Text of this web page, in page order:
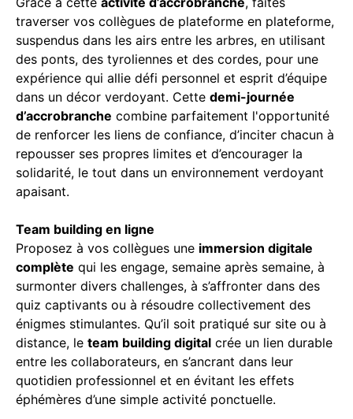
traverser vos collègues de plateforme en plateforme,
suspendus dans les airs entre les arbres, en utilisant
des ponts, des tyroliennes et des cordes, pour une
expérience qui allie défi personnel et esprit d’équipe
dans un décor verdoyant. Cette demi-journée
d’accrobranche combine parfaitement l'opportunité
de renforcer les liens de confiance, d’inciter chacun à
repousser ses propres limites et d’encourager la
solidarité, le tout dans un environnement verdoyant
apaisant.
Team building en ligne
Proposez à vos collègues une immersion digitale
complète qui les engage, semaine après semaine, à
surmonter divers challenges, à s’affronter dans des
quiz captivants ou à résoudre collectivement des
énigmes stimulantes. Qu’il soit pratiqué sur site ou à
distance, le team building digital crée un lien durable
entre les collaborateurs, en s’ancrant dans leur
quotidien professionnel et en évitant les effets
éphémères d’une simple activité ponctuelle.